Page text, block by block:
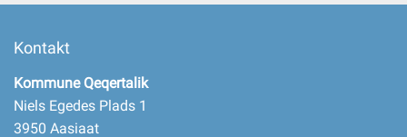
Selvbetjening
Planportal
Kontakt
Kommune Qeqertalik
Niels Egedes Plads 1
3950 Aasiaat